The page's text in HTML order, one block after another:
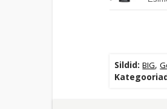
Sildid: BIG,